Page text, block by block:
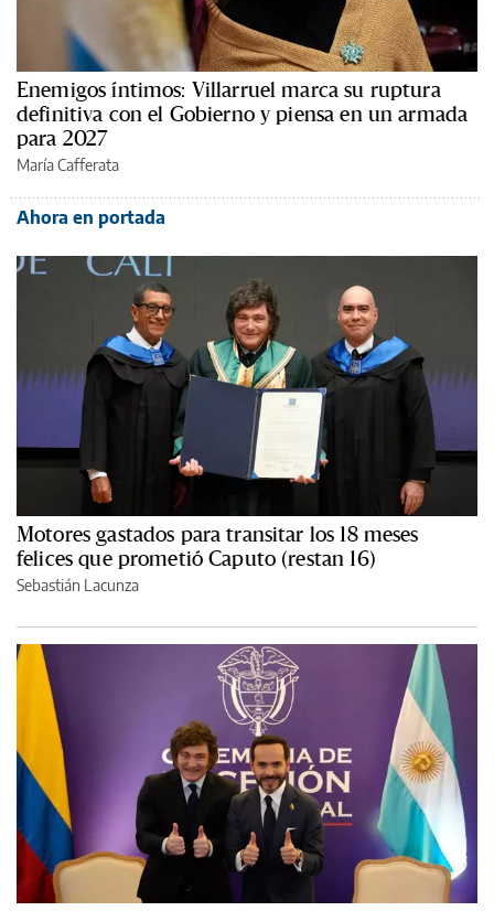
Enemigos íntimos: Villarruel marca su ruptura
definitiva con el Gobierno y piensa en un armada
para 2027
María Cafferata
Ahora en portada
Motores gastados para transitar los 18 meses
felices que prometió Caputo (restan 16)
Sebastián Lacunza